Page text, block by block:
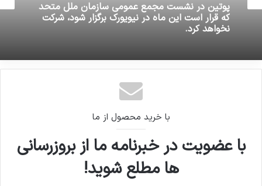
16 ژوئن 2026
پوتين در نشست مجمع عمومي سازمان ملل متحد
که قرار است اين ماه در نيويورک برگزار شود، شرکت
مديرعامل گروه خودروسازي سايپا از عرضه خودروی
سيتروئن C3 به عنوان نخستين محصول مشترك
توليدي سايپا و سيتروئن فرانسه
با خرید محصول از ما
با عضویت در خبرنامه ما از بروزرسانی
ها مطلع شوید!